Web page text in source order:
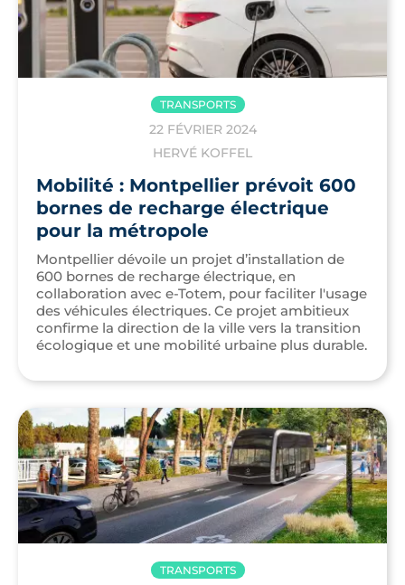
TRANSPORTS
22 FÉVRIER 2024
HERVÉ KOFFEL
Mobilité : Montpellier prévoit 600
bornes de recharge électrique
pour la métropole
Montpellier dévoile un projet d’installation de
600 bornes de recharge électrique, en
collaboration avec e-Totem, pour faciliter l'usage
des véhicules électriques. Ce projet ambitieux
confirme la direction de la ville vers la transition
écologique et une mobilité urbaine plus durable.
TRANSPORTS